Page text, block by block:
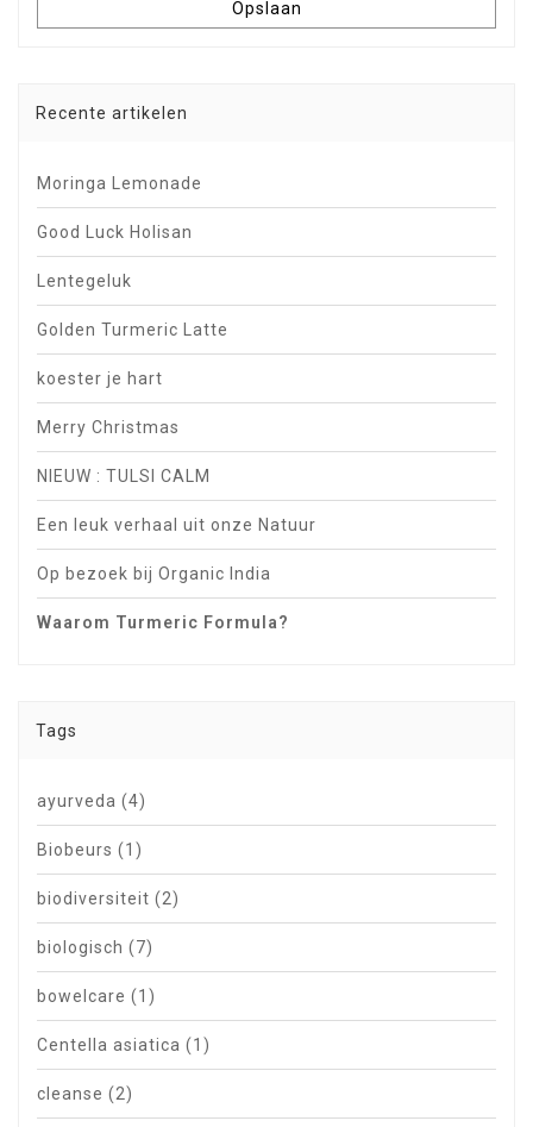
Opslaan
Recente artikelen
Moringa Lemonade
Good Luck Holisan
Lentegeluk
Golden Turmeric Latte
koester je hart
Merry Christmas
NIEUW : TULSI CALM
Een leuk verhaal uit onze Natuur
Op bezoek bij Organic India
Waarom Turmeric Formula?
Tags
ayurveda (4)
Biobeurs (1)
biodiversiteit (2)
biologisch (7)
bowelcare (1)
Centella asiatica (1)
cleanse (2)